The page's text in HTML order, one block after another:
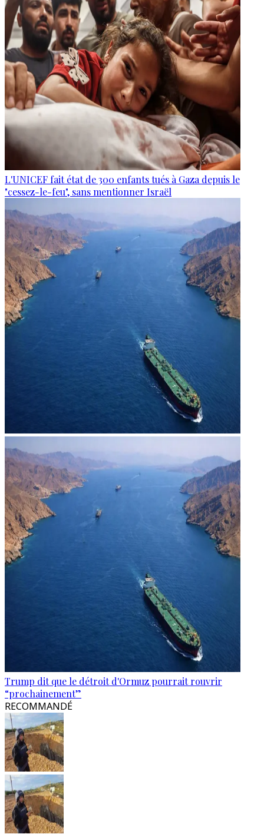
L'UNICEF fait état de 300 enfants tués à Gaza depuis le
"cessez-le-feu", sans mentionner Israël
Trump dit que le détroit d'Ormuz pourrait rouvrir
“prochainement”
RECOMMANDÉ